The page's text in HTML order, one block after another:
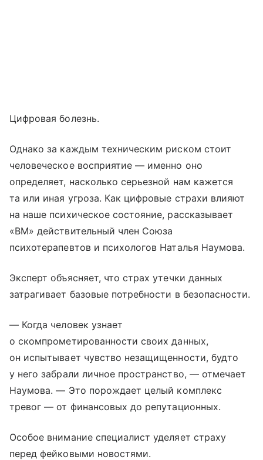
Цифровая болезнь.
Однако за каждым техническим риском стоит
человеческое восприятие — именно оно
определяет, насколько серьезной нам кажется
та или иная угроза. Как цифровые страхи влияют
на наше психическое состояние, рассказывает
«ВМ» действительный член Союза
психотерапевтов и психологов Наталья Наумова.
Эксперт объясняет, что страх утечки данных
затрагивает базовые потребности в безопасности.
— Когда человек узнает
о скомпрометированности своих данных,
он испытывает чувство незащищенности, будто
у него забрали личное пространство, — отмечает
Наумова. — Это порождает целый комплекс
тревог — от финансовых до репутационных.
Особое внимание специалист уделяет страху
перед фейковыми новостями.